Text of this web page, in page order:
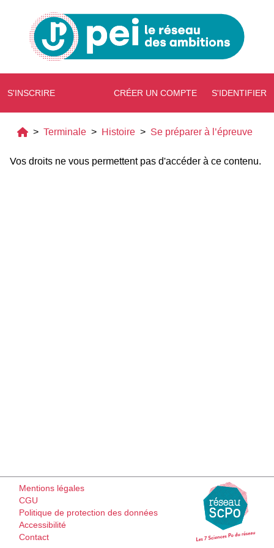
S'INSCRIRE CRÉER UN COMPTE S'IDENTIFIER
> Terminale > Histoire > Se préparer à l’épreuve
Vos droits ne vous permettent pas d'accéder à ce contenu.
Mentions légales
CGU
Politique de protection des données
Accessibilité
Contact